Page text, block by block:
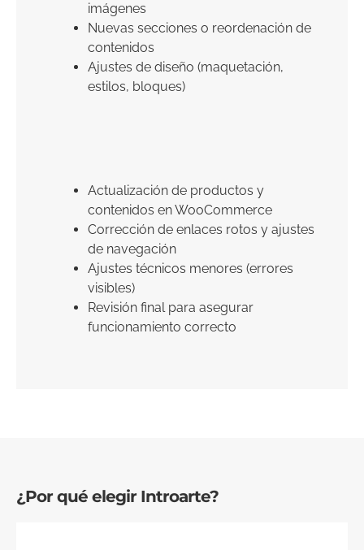
imágenes
Nuevas secciones o reordenación de
contenidos
Ajustes de diseño (maquetación,
estilos, bloques)
Actualización de productos y
contenidos en WooCommerce
Corrección de enlaces rotos y ajustes
de navegación
Ajustes técnicos menores (errores
visibles)
Revisión final para asegurar
funcionamiento correcto
¿Por qué elegir Introarte?